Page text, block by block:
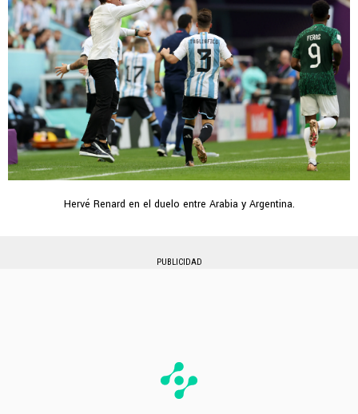
Hervé Renard en el duelo entre Arabia y Argentina.
PUBLICIDAD